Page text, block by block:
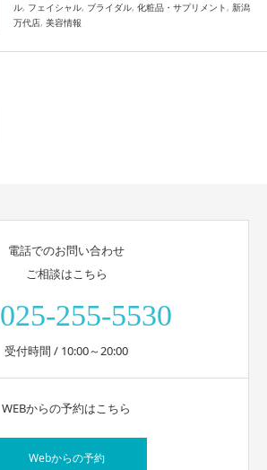
ル, フェイシャル, ブライダル, 化粧品・サプリメント, 新潟
万代店, 美容情報
電話でのお問い合わせ
ご相談はこちら
025-255-5530
受付時間 / 10:00～20:00
WEBからの予約はこちら
Webからの予約